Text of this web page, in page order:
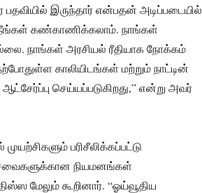
இருந்தார் என்பதன் அடிப்படையில்
நீங்கள் கண்காணிக்கலாம். நாங்கள்
நாங்கள் அரசியல் ரீதியாக நோக்கம்
காலியிடங்கள் மற்றும் நாட்டின்
செய்யப்படுகிறது,” என்று அவர்
பரிசீலிக்கப்பட்டு
நியமனங்கள்
மேலும் கூறினார். “ஓய்வூதிய